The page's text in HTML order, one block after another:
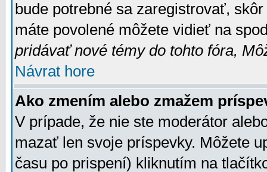
bude potrebné sa zaregistrovať,
máte povolené môžete vidieť na
pridávať nové témy do tohto fóra,
Návrat hore
Ako zmením alebo zmažem
V prípade, že nie ste moderátor
mazať len svoje príspevky. Môžete
času po prispení) kliknutím na